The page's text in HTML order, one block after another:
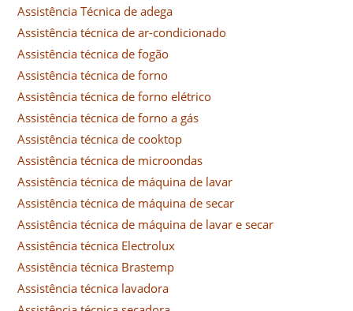
Assistência Técnica de adega
Assistência técnica de ar-condicionado
Assistência técnica de fogão
Assistência técnica de forno
Assistência técnica de forno elétrico
Assistência técnica de forno a gás
Assistência técnica de cooktop
Assistência técnica de microondas
Assistência técnica de máquina de lavar
Assistência técnica de máquina de secar
Assistência técnica de máquina de lavar e secar
Assistência técnica Electrolux
Assistência técnica Brastemp
Assistência técnica lavadora